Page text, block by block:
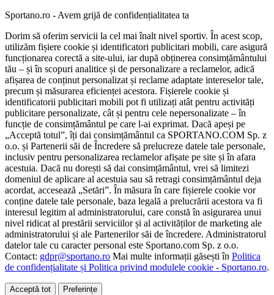
Sportano.ro - Avem grijă de confidențialitatea ta
Dorim să oferim servicii la cel mai înalt nivel sportiv. În acest scop,
utilizăm fișiere cookie și identificatori publicitari mobili, care asigură
funcționarea corectă a site-ului, iar după obținerea consimțământului
tău – și în scopuri analitice și de personalizare a reclamelor, adică
afișarea de conținut personalizat și reclame adaptate intereselor tale,
precum și măsurarea eficienței acestora. Fișierele cookie și
identificatorii publicitari mobili pot fi utilizați atât pentru activități
publicitare personalizate, cât și pentru cele nepersonalizate – în
funcție de consimțământul pe care l-ai exprimat. Dacă apeși pe
„Acceptă totul”, îți dai consimțământul ca SPORTANO.COM Sp. z
o.o. și Partenerii săi de Încredere să prelucreze datele tale personale,
inclusiv pentru personalizarea reclamelor afișate pe site și în afara
acestuia. Dacă nu dorești să dai consimțământul, vrei să limitezi
domeniul de aplicare al acestuia sau să retragi consimțământul deja
acordat, accesează „Setări”. În măsura în care fișierele cookie vor
conține datele tale personale, baza legală a prelucrării acestora va fi
interesul legitim al administratorului, care constă în asigurarea unui
nivel ridicat al prestării serviciilor și al activităților de marketing ale
administratorului și ale Partenerilor săi de încredere. Administratorul
datelor tale cu caracter personal este Sportano.com Sp. z o.o.
Contact: gdpr@sportano.ro Mai multe informații găsești în Politica
de confidențialitate și Politica privind modulele cookie - Sportano.ro.
Acceptă tot Preferințe